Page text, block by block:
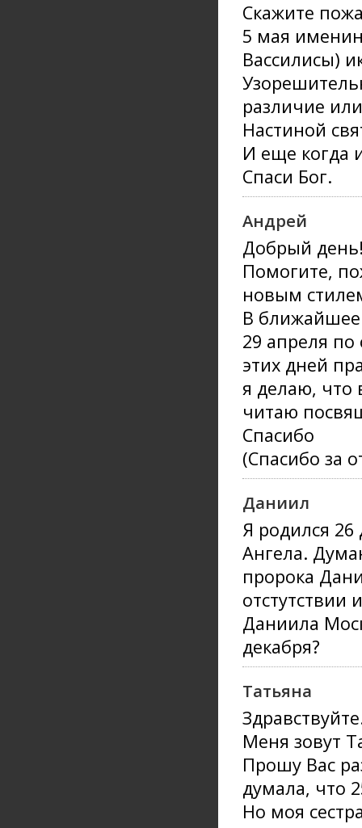
Скажите
5 мая
Вассилисы)
различие
Настиной
И еще когда
Спаси Бог.
Андрей
Добрый
Помогите,
новым
В ближайшее
29 апреля
этих дней
я делаю, что
читаю
Спасибо
(Спасибо за
Даниил
Я родился 26
Ангела.
пророка
отстутствии
Даниила
декабря?
Татьяна
Меня зовут
Прошу Вас
думала, что
Но моя